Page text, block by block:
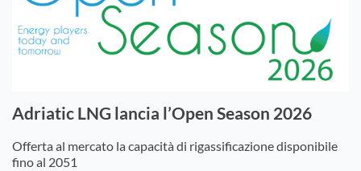
Adriatic LNG lancia l’Open Season 2026
Offerta al mercato la capacità di rigassificazione disponibile
fino al 2051